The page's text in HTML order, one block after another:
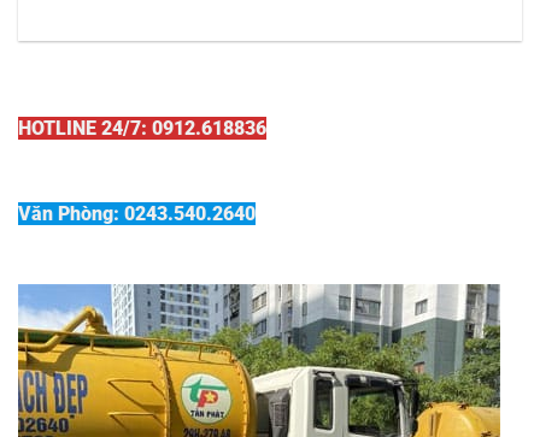
HOTLINE 24/7: 0912.618836
Văn Phòng: 0243.540.2640